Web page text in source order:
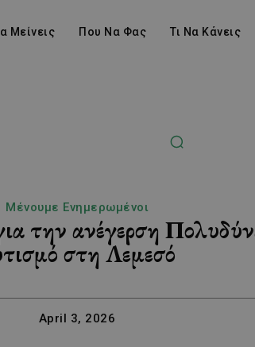
Μείνεις Που Να Φας Τι Να Κάνεις
Μένουμε Ενημερωμένοι
την ανέγερση
στη Λεμεσό
April 3, 2026